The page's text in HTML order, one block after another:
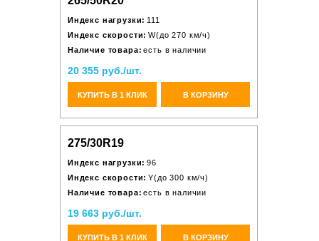
Индекс нагрузки: 111
Индекс скорости: W(до 270 км/ч)
Наличие товара: есть в наличии
20 355 руб./шт.
КУПИТЬ В 1 КЛИК В КОРЗИНУ
275/30R19
Индекс нагрузки: 96
Индекс скорости: Y(до 300 км/ч)
Наличие товара: есть в наличии
19 663 руб./шт.
КУПИТЬ В 1 КЛИК В КОРЗИНУ